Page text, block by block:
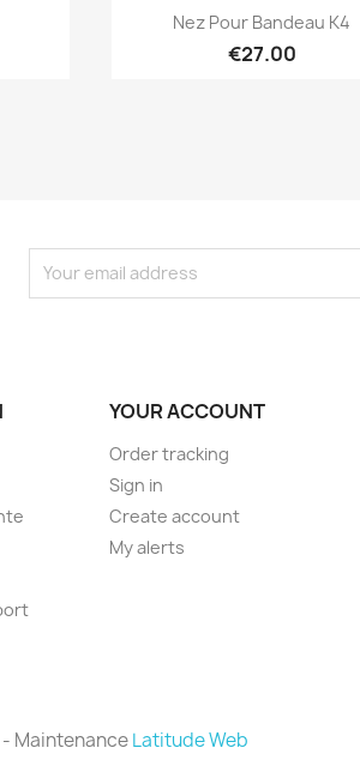
Quick view
Nez Pour Bandeau K4
€27.00
YOUR ACCOUNT
Order tracking
Sign in
Create account
My alerts
MaintenanceLatitude Web